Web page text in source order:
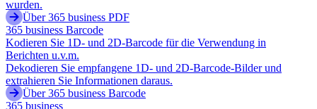
wurden.
Über 365 business PDF
365 business Barcode
Kodieren Sie 1D- und 2D-Barcode für die Verwendung in
Berichten u.v.m.
Dekodieren Sie empfangene 1D- und 2D-Barcode-Bilder und
extrahieren Sie Informationen daraus.
Über 365 business Barcode
365 business